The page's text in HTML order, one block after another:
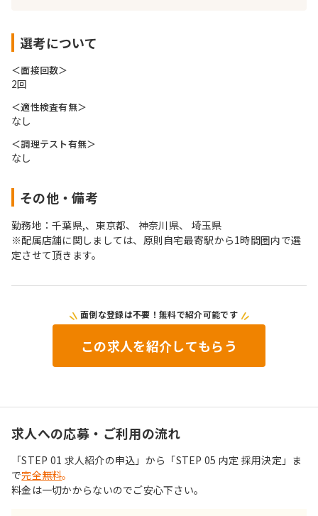
選考について
＜面接回数＞
2回
＜適性検査有無＞
なし
＜調理テスト有無＞
なし
その他・備考
勤務地：千葉県,、東京都、 神奈川県、 埼玉県
※配属店舗に関しましては、原則自宅最寄駅から1時間圏内で選
定させて頂きます。
面倒な登録は不要！無料で紹介可能です
この求人を紹介してもらう
求人への応募・ご利用の流れ
「STEP 01 求人紹介の申込」から「STEP 05 内定 採用決定」ま
で完全無料。
料金は一切かからないのでご安心下さい。